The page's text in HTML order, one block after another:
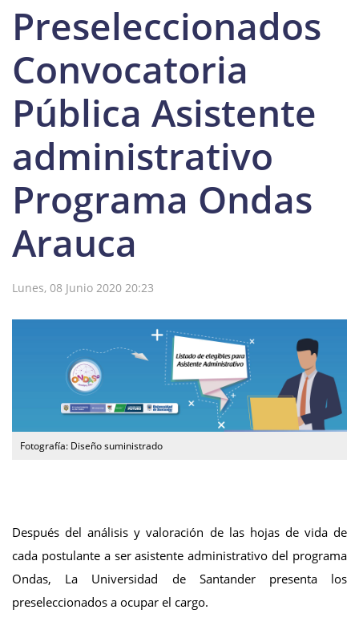
Preseleccionados
Convocatoria
Pública Asistente
administrativo
Programa Ondas
Arauca
Lunes, 08 Junio 2020 20:23
Fotografía: Diseño suministrado
Después del análisis y valoración de las hojas de vida de
cada postulante a ser asistente administrativo del programa
Ondas, La Universidad de Santander presenta los
preseleccionados a ocupar el cargo.